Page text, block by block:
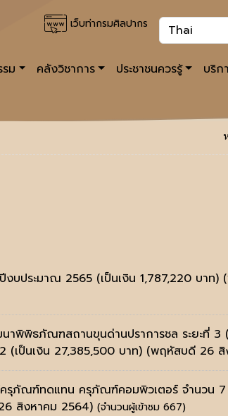
เว็บท่ากรมศิลปากร
ม คลังวิชาการ ประชาชนควรรู้ บริก
บประมาณ 2565 (เป็นเงิน 1,787,220 บาท)
าพิพิธภัณฑสถานขุนด่านปราการชล ระยะที่
(เป็นเงิน 27,385,500 บาท) (พฤหัสบดี 26 สิ
ครุภัณฑ์ทดแทน ครุภัณฑ์คอมพิวเตอร์ จำนวน 7
สิงหาคม 2564) (จำนวนผู้เข้าชม 667)